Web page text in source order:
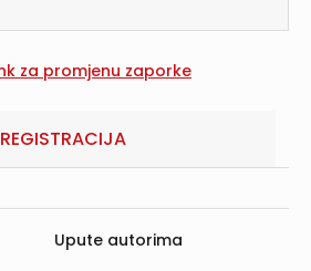
REGISTRACIJA
Upute autorima